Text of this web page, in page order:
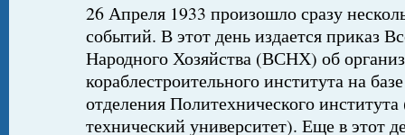
26 Апреля 1933 произошло сразу
событий. В этот день издается приказ
Народного Хозяйства (ВСНХ) об
кораблестроительного института на
отделения Политехнического
технический университет). Еще в этот